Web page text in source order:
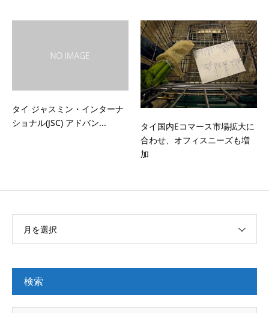
タイ ジャスミン・インターナ
ショナル(JSC) アドバン...
タイ国内Eコマース市場拡大に
合わせ、オフィスニーズも増
加
月を選択
検索